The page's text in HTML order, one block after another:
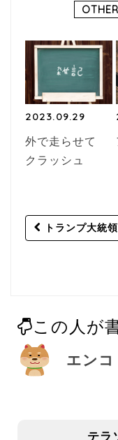
OTHER
2023.09.29
外で走らせて
クラッシュ
Postトランプ大統
この人が
エンコ
テラ